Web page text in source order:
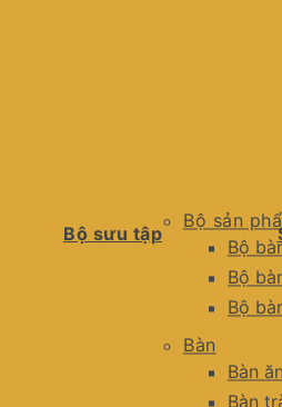
Bộ sản
Bộ
Bộ
Bộ
Bàn
Bàn ăn
Bàn
Bộ sưu tập